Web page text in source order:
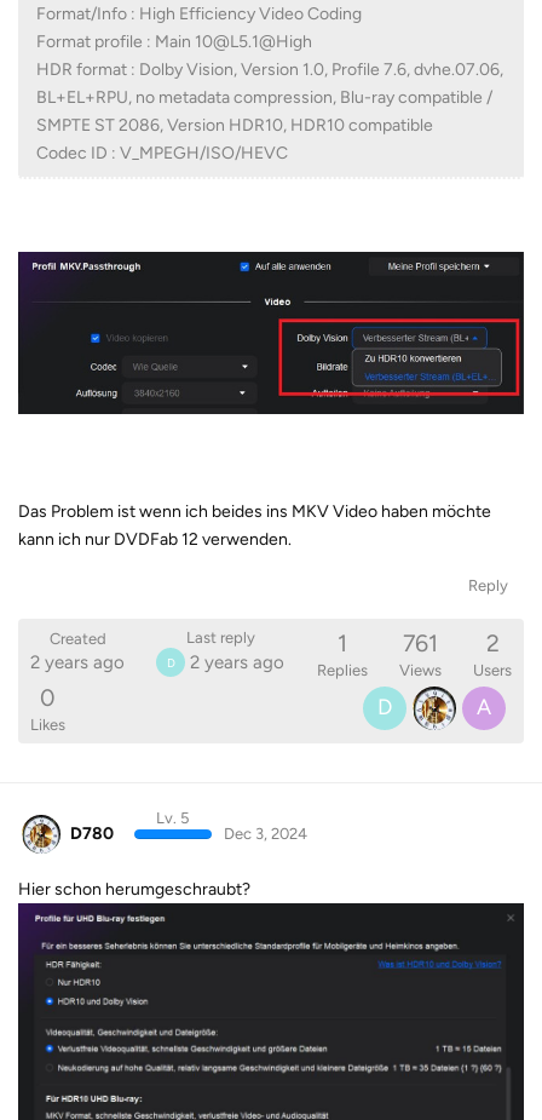
Format/Info : High Efficiency Video Coding
Format profile : Main 10@L5.1@High
HDR format : Dolby Vision, Version 1.0, Profile 7.6, dvhe.07.06,
BL+EL+RPU, no metadata compression, Blu-ray compatible /
SMPTE ST 2086, Version HDR10, HDR10 compatible
Codec ID : V_MPEGH/ISO/HEVC
Das Problem ist wenn ich beides ins MKV Video haben möchte
kann ich nur DVDFab 12 verwenden.
Reply
Created
2 years ago
Last reply
D 2 years ago
1
Replies
761
Views
2
Users
0
Likes
D A
D780
Lv. 5
Dec 3, 2024
Hier schon herumgeschraubt?